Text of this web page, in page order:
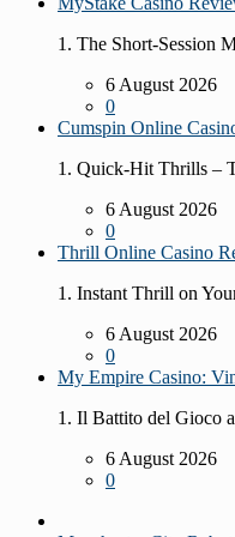
1. The Short‑Session
6 August 2026
0
Cumspin Online
1. Quick‑Hit Thrills –
6 August 2026
0
Thrill Online Casino
1. Instant Thrill on
6 August 2026
0
My Empire Casino:
1. Il Battito del Gioco
6 August 2026
0